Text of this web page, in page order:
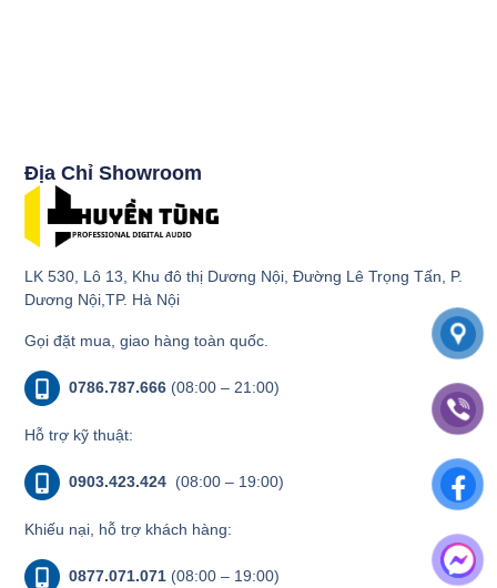
Địa Chỉ Showroom
LK 530, Lô 13, Khu đô thị Dương Nội, Đường Lê Trọng Tấn, P.
Dương Nội,TP. Hà Nội
Gọi đặt mua, giao hàng toàn quốc.
0786.787.666 (08:00 – 21:00)
Hỗ trợ kỹ thuật:
0903.423.424 (08:00 – 19:00)
Khiếu nại, hỗ trợ khách hàng:
0877.071.071 (08:00 – 19:00)